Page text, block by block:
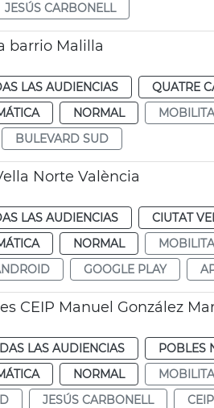
JESÚS CARBONELL
barrio Malilla
LAS AUDIENCIAS QUATRE
NORMAL
BULEVARD SUD
Norte València
LAS AUDIENCIAS CIUTAT
NORMAL
GOOGLE PLAY
CEIP Manuel González
LAS AUDIENCIAS POBLES
NORMAL
JESÚS CARBONELL